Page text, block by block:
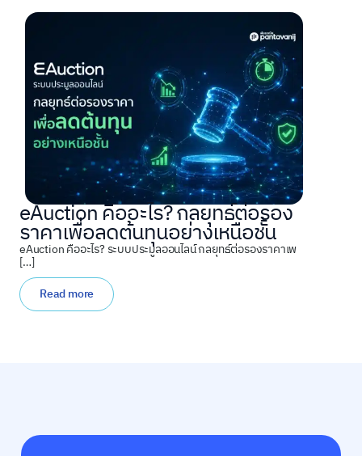
eAuction คืออะไร? กลยุทธ์ต่อรอง
ราคาเพื่อลดต้นทุนอย่างเหนือชั้น
eAuction คืออะไร? ระบบประมูลออนไลน์ กลยุทธ์ต่อรองราคาเพ
[…]
Read more